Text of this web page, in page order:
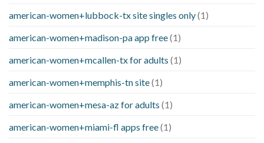
american-women+lubbock-tx site singles only(1)
american-women+madison-pa app free(1)
american-women+mcallen-tx for adults (1)
american-women+memphis-tn site(1)
american-women+mesa-az for adults (1)
american-women+miami-fl apps free(1)